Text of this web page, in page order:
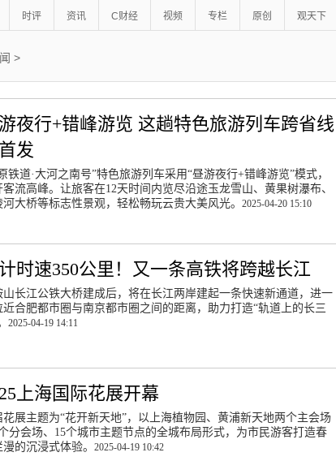
时评 资讯 C财经 视频 专栏 原创 观天下
>
夜行+错峰游览 这趟特色旅游列车跨省线
发
铁道·大河之南号”特色旅游列车采用“昼游夜行+错峰游览”模式，
客流高峰。让旅客在12天时间内览尽沿途玉龙雪山、黄果树瀑布、
河大桥等标志性景观，轻松畅玩云贵大美风光。2025-04-20 15:10
时速350公里！又一条高铁将跨越长江
山长江公铁大桥建成后，将在长江两岸建起一条快速新通道，进一
近合肥都市圈与南京都市圈之间的距离，助力打造“轨道上的长三
2025-04-19 14:11
上海国际花展开幕
花展主题为“花开新天地”，以上海植物园、黄浦新天地两个主会场
分会场、15个城市主题节点的全城布局形式，为市民游客打造春
漫的沉浸式体验。2025-04-19 10:42